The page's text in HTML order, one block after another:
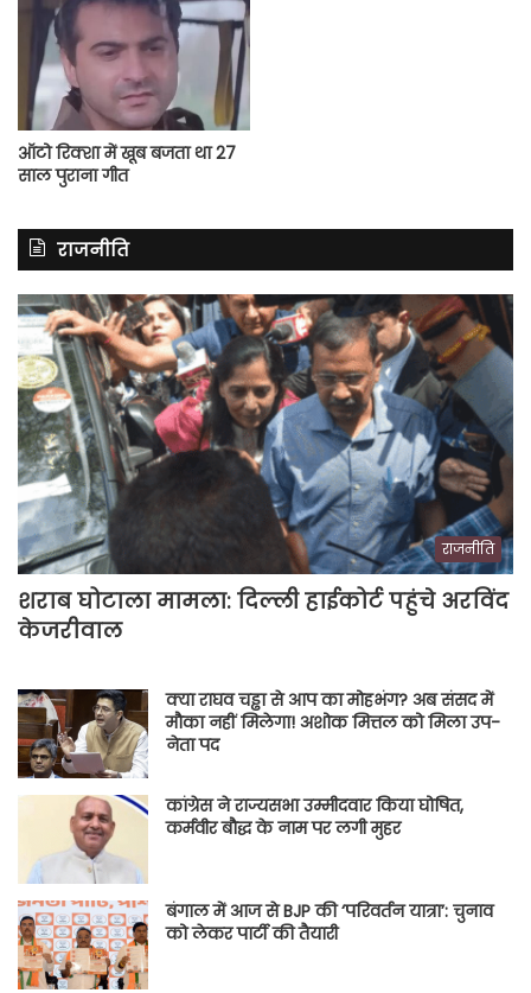
ऑटो रिक्शा में खूब बजता था 27
साल पुराना गीत
राजनीति
राजनीति
शराब घोटाला मामला: दिल्ली हाईकोर्ट पहुंचे अरविंद
केजरीवाल
क्या राघव चड्ढा से आप का मोहभंग? अब संसद में
मौका नहीं मिलेगा! अशोक मित्तल को मिला उप-
नेता पद
कांग्रेस ने राज्यसभा उम्मीदवार किया घोषित,
कर्मवीर बौद्ध के नाम पर लगी मुहर
बंगाल में आज से BJP की ‘परिवर्तन यात्रा’: चुनाव
को लेकर पार्टी की तैयारी